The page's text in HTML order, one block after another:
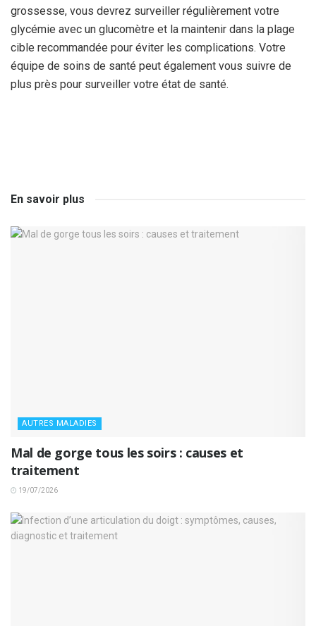
grossesse, vous devrez surveiller régulièrement votre
glycémie avec un glucomètre et la maintenir dans la plage
cible recommandée pour éviter les complications. Votre
équipe de soins de santé peut également vous suivre de
plus près pour surveiller votre état de santé.
En savoir plus
AUTRES MALADIES
Mal de gorge tous les soirs : causes et
traitement
19/07/2026